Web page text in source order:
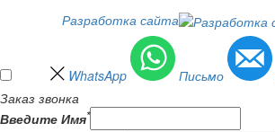
Разработка сайта
WhatsApp Письмо
Заказ звонка
Введите Имя*